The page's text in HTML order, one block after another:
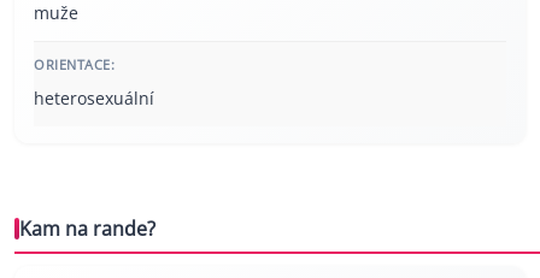
muže
ORIENTACE:
heterosexuální
Kam na rande?